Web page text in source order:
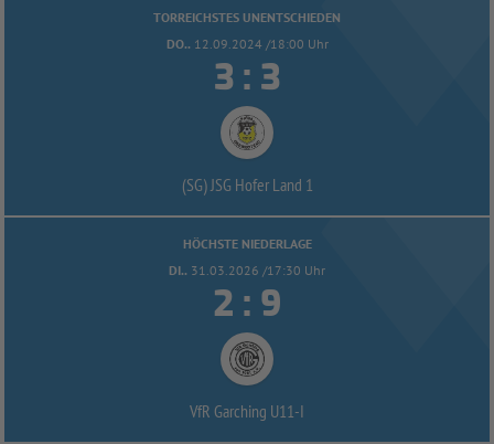
TORREICHSTES UNENTSCHIEDEN
DO.. 12.09.2024 /18:00 Uhr
 : 
(SG) JSG Hofer Land 1
HÖCHSTE NIEDERLAGE
DI.. 31.03.2026 /17:30 Uhr
 : 
VfR Garching U11-I